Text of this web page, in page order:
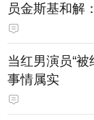
员金斯基和解
身裸露的画面
当红男演员“被
事情属实